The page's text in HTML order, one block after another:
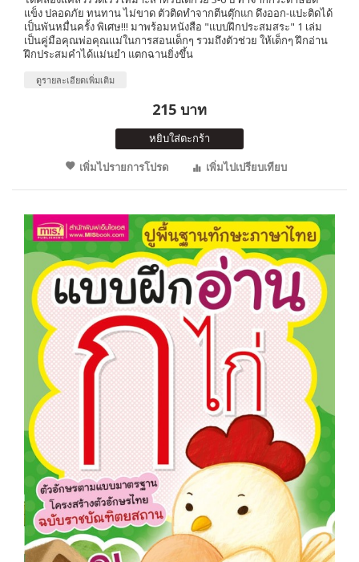
แข็ง ปลอดภัย ทนทาน ไม่ขาด ตัวติดทำจากตีนตุ๊กแก ดึงออก-แปะติดได้
เป็นพันหมื่นครั้ง พิเศษ!!! มาพร้อมหนังสือ "แบบฝึกประสมสระ" 1 เล่ม
เป็นคู่มือคุณพ่อคุณแม่ในการสอนเด็กๆ รวมถึงตัวช่วย ให้เด็กๆ ฝึกอ่าน
ฝึกประสมคำได้แม่นยำ แตกฉานยิ่งขึ้น
ดูรายละเอียดเพิ่มเติม
215 บาท
หยิบใส่ตะกร้า
เพิ่มไปรายการโปรด
เพิ่มไปเปรียบเทียบ